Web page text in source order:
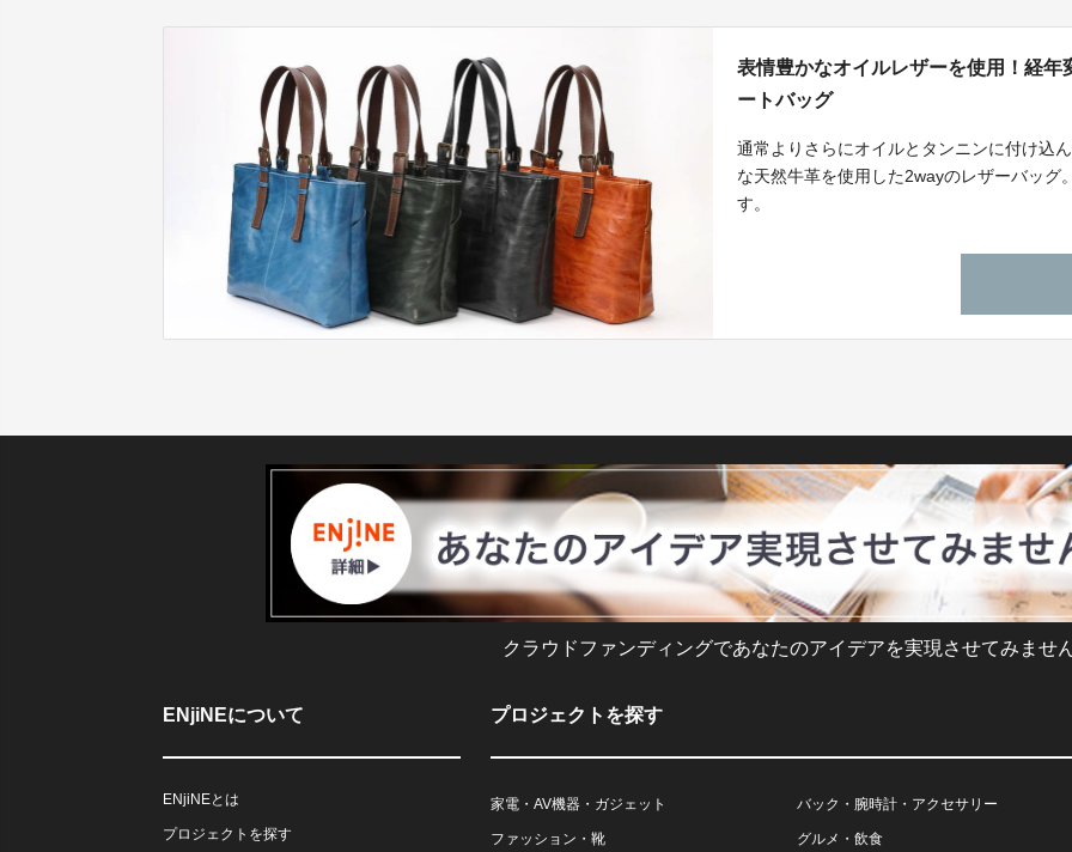
表情豊かなオイルレザーを使用！経
ートバッグ
通常よりさらにオイルとタンニンに付け込
な天然牛革を使用した2wayのレザーバッ
す。
クラウドファンディングであなたのアイデアを実現させてみませ
ENjiNEについて
ENjiNEとは
プロジェクトを探す
プロジェクトを探す
家電・AV機器・ガジェット バック・腕時計・アクセサリー
ファッション・靴 グルメ・飲食